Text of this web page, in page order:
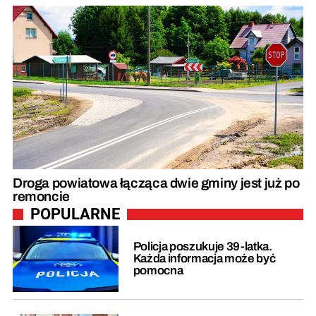
Droga powiatowa łącząca dwie gminy jest już po
remoncie
POPULARNE
Policja poszukuje 39-latka.
Każda informacja może być
pomocna